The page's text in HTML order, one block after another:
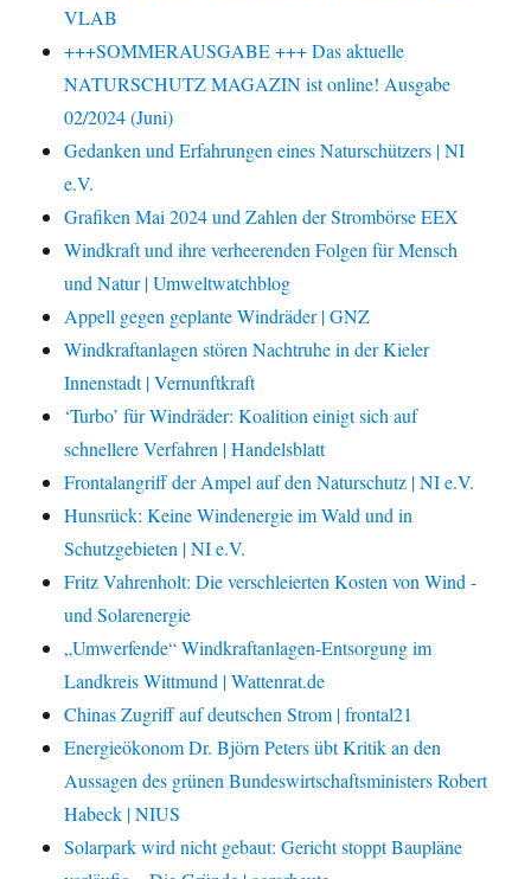
VLAB
+++SOMMERAUSGABE +++ Das aktuelle
NATURSCHUTZ MAGAZIN ist online! Ausgabe
02/2024 (Juni)
Gedanken und Erfahrungen eines Naturschützers | NI
e.V.
Grafiken Mai 2024 und Zahlen der Strombörse EEX
Windkraft und ihre verheerenden Folgen für Mensch
und Natur | Umweltwatchblog
Appell gegen geplante Windräder | GNZ
Windkraftanlagen stören Nachtruhe in der Kieler
Innenstadt | Vernunftkraft
‘Turbo’ für Windräder: Koalition einigt sich auf
schnellere Verfahren | Handelsblatt
Frontalangriff der Ampel auf den Naturschutz | NI e.V.
Hunsrück: Keine Windenergie im Wald und in
Schutzgebieten | NI e.V.
Fritz Vahrenholt: Die verschleierten Kosten von Wind -
und Solarenergie
„Umwerfende“ Windkraftanlagen-Entsorgung im
Landkreis Wittmund | Wattenrat.de
Chinas Zugriff auf deutschen Strom | frontal21
Energieökonom Dr. Björn Peters übt Kritik an den
Aussagen des grünen Bundeswirtschaftsministers Robert
Habeck | NIUS
Solarpark wird nicht gebaut: Gericht stoppt Baupläne